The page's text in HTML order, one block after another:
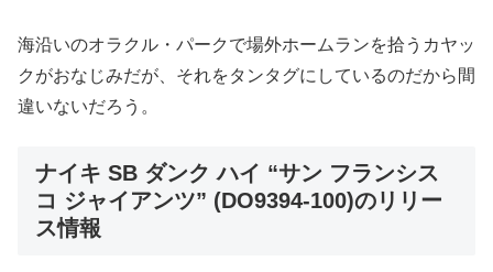
海沿いのオラクル・パークで場外ホームランを拾うカヤッ
クがおなじみだが、それをタンタグにしているのだから間
違いないだろう。
ナイキ SB ダンク ハイ “サン フランシス
コ ジャイアンツ” (DO9394-100)のリリー
ス情報